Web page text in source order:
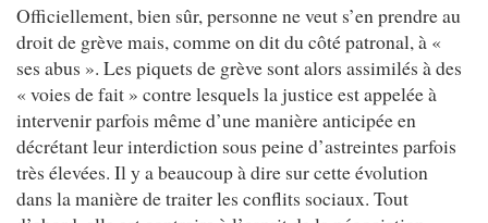
Officiellement, bien sûr, personne ne veut s’en prendre au
droit de grève mais, comme on dit du côté patronal, à «
ses abus ». Les piquets de grève sont alors assimilés à des
« voies de fait » contre lesquels la justice est appelée à
intervenir parfois même d’une manière anticipée en
décrétant leur interdiction sous peine d’astreintes parfois
très élevées. Il y a beaucoup à dire sur cette évolution
dans la manière de traiter les conflits sociaux. Tout